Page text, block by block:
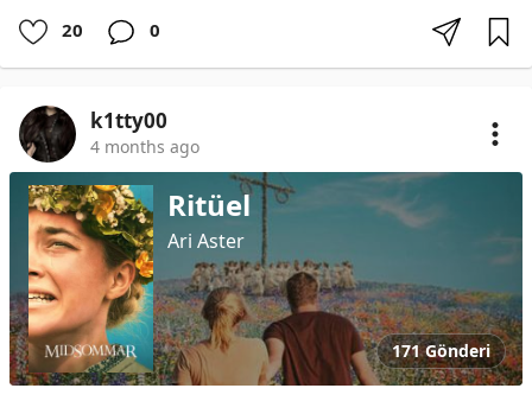
20 0
k1tty00
4 months ago
Ritüel
Ari Aster
171 Gönderi